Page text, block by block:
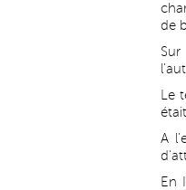
de
Le
A
En